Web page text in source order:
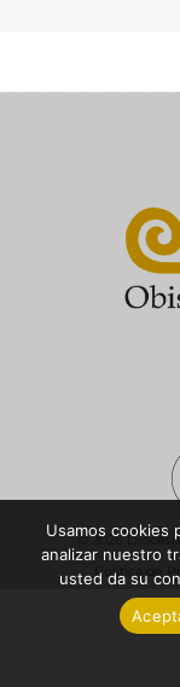
© 2026
Política de
Usamos cookies
analizar nuestro
usted da su